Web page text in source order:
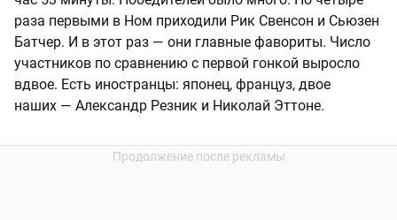
раза первыми в Ном приходили Рик Свенсон и Сьюзен
Батчер. И в этот раз — они главные фавориты. Число
участников по сравнению с первой гонкой выросло
вдвое. Есть иностранцы: японец, француз, двое
наших — Александр Резник и Николай Эттоне.